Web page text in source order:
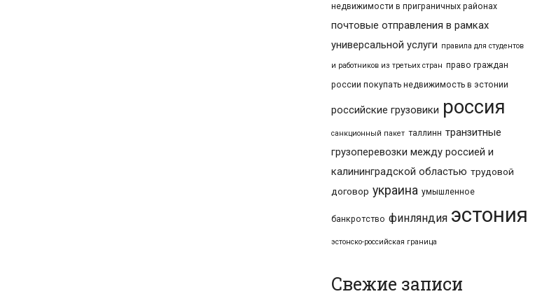
недвижимости в приграничных районах
почтовые отправления в рамках
универсальной услуги правила для студентов
и работников из третьих стран право граждан
россии покупать недвижимость в эстонии
российские грузовики россия
санкционный пакет таллинн транзитные
грузоперевозки между россией и
калининградской областью трудовой
договор украина умышленное
банкротство финляндия эстония
эстонско-российская граница
Свежие записи